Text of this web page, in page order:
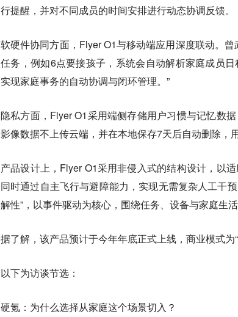
行提醒，并对不同成员的时间安排进行动态协调反馈。
软硬件协同方面，Flyer O1与移动端应用深度联动。
任务，例如6点要接孩子，系统会自动解析家庭成员
实现家庭事务的自动协调与闭环管理。”
隐私方面，Flyer O1采用端侧存储用户习惯与记忆数
影像数据不上传云端，并在本地保存7天后自动删除，
产品设计上，Flyer O1采用非侵入式的结构设计，以
同时通过自主飞行与避障能力，实现无需复杂人工干
解性”，以事件驱动为核心，围绕任务、设备与家庭生
据了解，该产品预计于今年年底正式上线，商业模式为“
以下为访谈节选：
硬氪：为什么选择从家庭这个场景切入？